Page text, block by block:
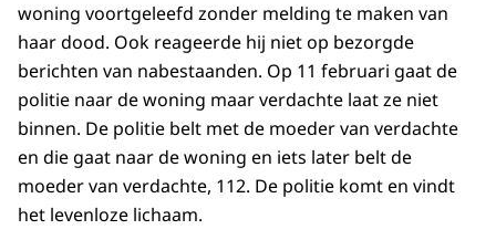
woning voortgeleefd zonder melding te maken van
haar dood. Ook reageerde hij niet op bezorgde
berichten van nabestaanden. Op 11 februari gaat de
politie naar de woning maar verdachte laat ze niet
binnen. De politie belt met de moeder van verdachte
en die gaat naar de woning en iets later belt de
moeder van verdachte, 112. De politie komt en vindt
het levenloze lichaam.